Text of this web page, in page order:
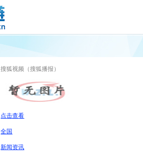
搜狐视频（搜狐播报）
点击查看
全国
新闻资讯